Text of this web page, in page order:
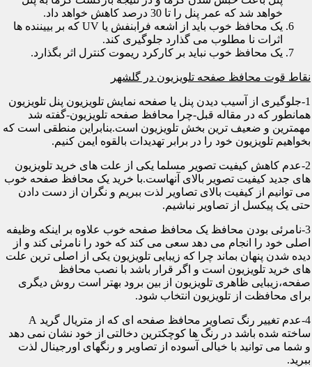
خواهد شد که عمر پنل را تا 30 درصد کاهش خواهد داد.
یک محافظ خوب باید از اشعه فرابنفش یا UV که بر بییننده ها
اثرات نا مطلوب می گذارد جلوگیری کند.
یک محافظ خوب نباید بر کارکرد ریموت کنترل اثر بگذارد.
نقاط قوت محافظ صفحه تلویزیون در گلشهر
1-جلوگیری از آسیب دیدن پنل یا صفحه نمایش تلویزیون پنل تلویزیون
همانطور که در مقاله قبل-چرا محافظ صفحه تلویزیون-گفته شد
مهمترین و ضعیف ترین بخش تلویزیون است.بنابراین منطقی است که
بخواهیم تلویزیون خود را در برابر تهدیدات بالقوه ایمن کنیم.
2-عدم کاهش کیفیت تصویر مسلما یکی از علت های خرید تلویزیون
های جدید کیفیت تصویر بالای آنهاست.با خرید یک محافظ صفحه خوب
می توانیم از کیفیت بالای تصاویر لذت ببریم و نگران از دست دادن
حتی یک پیکسل از تصاویر نباشیم.
3-نامرئی بودن محافظ یک محافظ صفحه خوب علاوه بر اینکه وظیفه
اصلی خود را انجام می دهد سعی می کند که خود را نامرئی کند و از
دیده شدن پنهان بماند چرا که زیبایی تلویزیون یکی از اصلی ترین علت
های خرید تلویزیون است و اگر قرار باشد با نصب محافظ
صفحه،زیبایی ظاهری تلویزیون از بین برود بهتر است روش دیگری
برای محافظت از تلویزیون انتخاب شود.
4-عدم تغییر رنگ تصاویر محافظ صفحه ای که از متریال گرید A
ساخته شده باشد در رنگ ها کوچکترین دخالتی از خود نشان نمی دهد
و شما می توانید با خیالی آسوده از تصاویر و رنگهای اورجینال لذت
ببرید.